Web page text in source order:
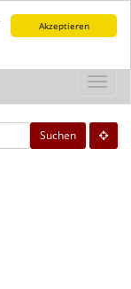
Akzeptieren
Suchen